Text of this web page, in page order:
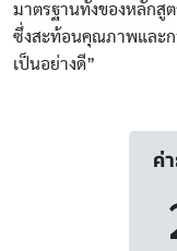
มาตรฐานทั้งของหลักสู
ซึ่งสะท้อนคุณภาพและก
เป็นอย่างดี”
ค่